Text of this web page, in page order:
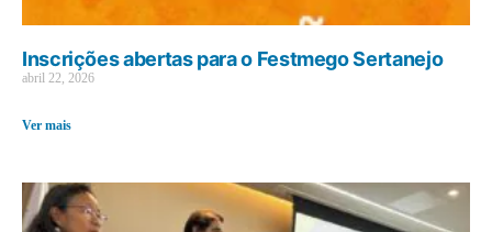
Inscrições abertas para o Festmego Sertanejo
abril 22, 2026
Ver mais